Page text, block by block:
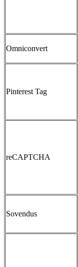
Omniconvert
Pinterest Tag
reCAPTCHA
Sovendus